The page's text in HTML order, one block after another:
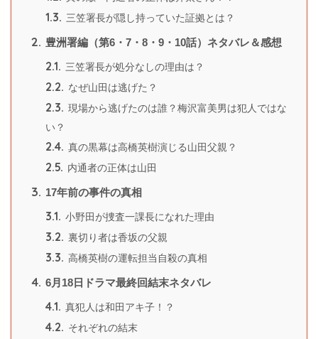
1.3. 三笠署長が隠し持っていた証拠とは？
2. 豊洲署編（第6・7・8・9・10話）ネタバレ＆感想
2.1. 三笠署長が処分なしの理由は？
2.2. なぜ山田は逃げた？
2.3. 現場から逃げたのは誰？梅沢富美男は犯人ではな
い？
2.4. 真の黒幕は高橋英樹演じる山田父親？
2.5. 内通者の正体は山田
3. 17年前の事件の真相
3.1. 小野田が捜査一課長になれた理由
3.2. 裏切り者は香坂の父親
3.3. 高橋英樹の運転担当自殺の真相
4. 6月18日ドラマ最終回結末ネタバレ
4.1. 真犯人は和田アキ子！？
4.2. それぞれの結末